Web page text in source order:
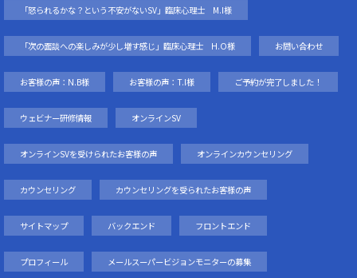
「怒られるかな？という不安がないSV」臨床心理士 M.I様
「次の面談への楽しみが少し増す感じ」臨床心理士 H.O様 お問い合わせ
お客様の声：N.B様 お客様の声：T.I様 ご予約が完了しました！
ウェビナー研修情報 オンラインSV
オンラインSVを受けられたお客様の声 オンラインカウンセリング
カウンセリング カウンセリングを受られたお客様の声
サイトマップ バックエンド フロントエンド
プロフィール メールスーパービジョンモニターの募集